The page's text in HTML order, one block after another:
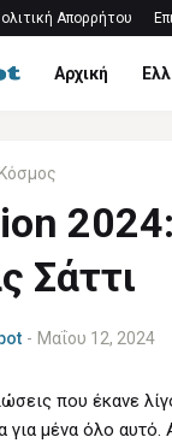
Απορρήτου
Αρχική
Κόσμος
Σάττι
- Μαΐου 12, 2024
που έκανε
για μένα όλο